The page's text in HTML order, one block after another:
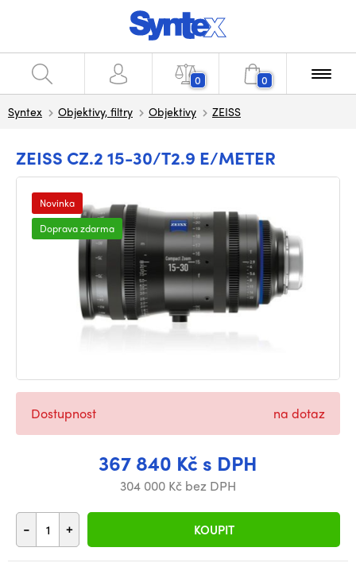
0 0
Syntex Objektivy, filtry Objektivy ZEISS
ZEISS CZ.2 15-30/T2.9 E/METER
Novinka
Doprava zdarma
367 840 Kč s DPH
304 000 Kč bez DPH
- + KOUPIT
Dostupnost na dotaz